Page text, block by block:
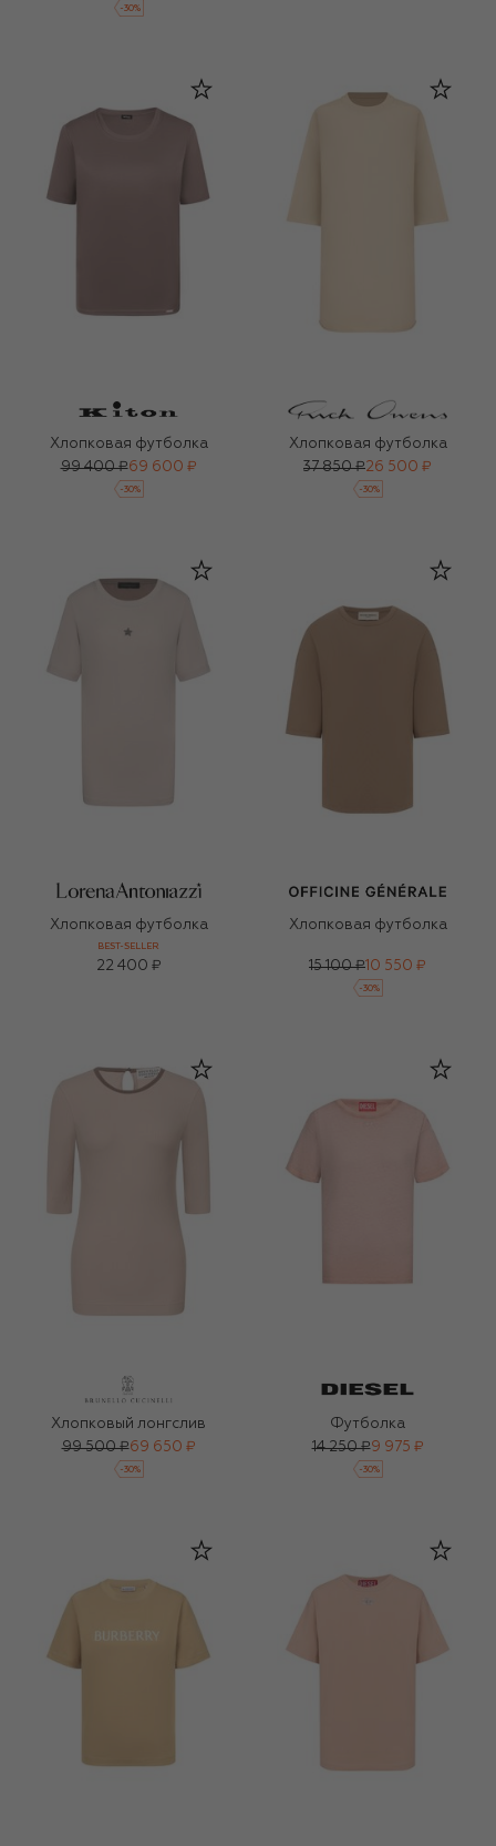
-30%
Хлопковая футболка
99 400 ₽69 600 ₽
-30%
Хлопковая футболка
37 850 ₽26 500 ₽
-30%
Хлопковая футболка
BEST-SELLER
22 400 ₽
Хлопковая футболка
15 100 ₽ 10 550 ₽
-30%
Хлопковый лонгслив
99 500 ₽69 650 ₽
-30%
Футболка
14 250 ₽9 975 ₽
-30%